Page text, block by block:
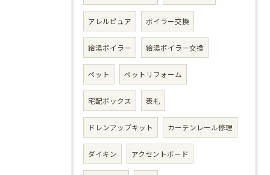
アレルピュア ボイラー交換
給湯ボイラー 給湯ボイラー交換
ペット ペットリフォーム
宅配ボックス 表札
ドレンアップキット カーテンレール修理
ダイキン アクセントボード